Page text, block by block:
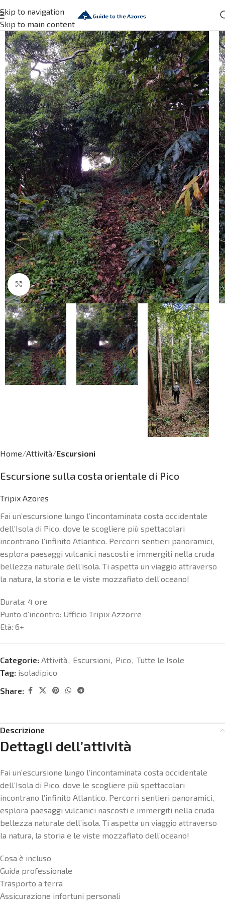
Skip to navigation
Skip to main content
Click to enlarge
Home Attività Escursioni
Escursione sulla costa orientale di Pico
Tripix Azores
Fai un’escursione lungo l’incontaminata costa occidentale
dell’Isola di Pico, dove le scogliere più spettacolari
incontrano l’infinito Atlantico. Percorri sentieri panoramici,
esplora paesaggi vulcanici nascosti e immergiti nella cruda
bellezza naturale dell’isola. Ti aspetta un viaggio attraverso
la natura, la storia e le viste mozzafiato dell’oceano!
Durata: 4 ore
Punto d’incontro: Ufficio Tripix Azzorre
Età: 6+
Categorie: Attività, Escursioni, Pico, Tutte le Isole
Tag: isoladipico
Share:
Descrizione
Dettagli dell’attività
Fai un’escursione lungo l’incontaminata costa occidentale
dell’Isola di Pico, dove le scogliere più spettacolari
incontrano l’infinito Atlantico. Percorri sentieri panoramici,
esplora paesaggi vulcanici nascosti e immergiti nella cruda
bellezza naturale dell’isola. Ti aspetta un viaggio attraverso
la natura, la storia e le viste mozzafiato dell’oceano!
Cosa è incluso
Guida professionale
Trasporto a terra
Assicurazione infortuni personali